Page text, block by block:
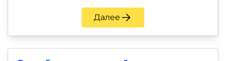
Далее